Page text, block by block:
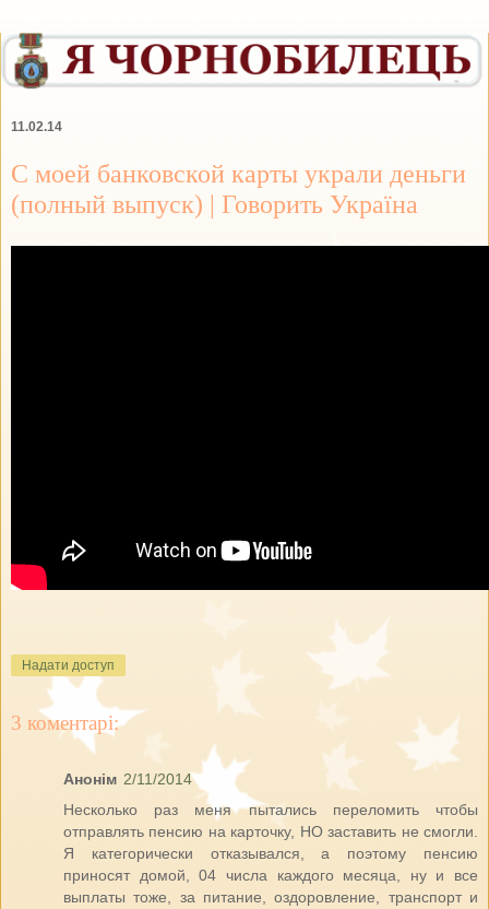
11.02.14
С моей банковской карты украли деньги
(полный выпуск) | Говорить Україна
Надати доступ
3 коментарі:
Анонім 2/11/2014
Несколько раз меня пытались переломить чтобы
отправлять пенсию на карточку, НО заставить не смогли.
Я категорически отказывался, а поэтому пенсию
приносят домой, 04 числа каждого месяца, ну и все
выплаты тоже, за питание, оздоровление, транспорт и